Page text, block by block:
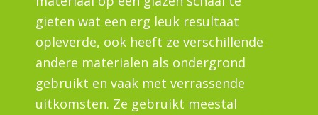
gieten wat een erg leuk resultaat
opleverde, ook heeft ze verschillende
andere materialen als ondergrond
gebruikt en vaak met verrassende
uitkomsten. Ze gebruikt meestal